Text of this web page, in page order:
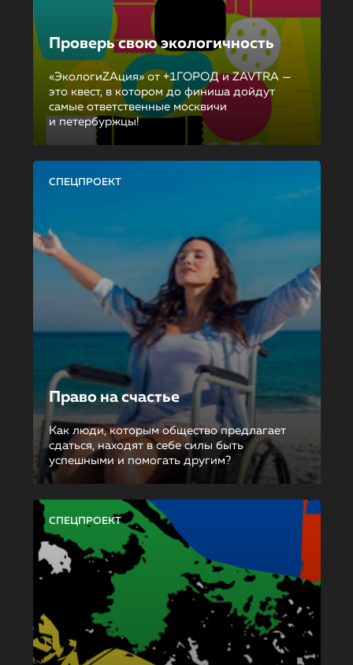
Проверь свою экологичность
«ЭкологиZAция» от +1ГОРОД и ZAVTRA —
это квест, в котором до финиша дойдут
самые ответственные москвичи
и петербуржцы!
СПЕЦПРОЕКТ
Право на счастье
Как люди, которым общество предлагает
сдаться, находят в себе силы быть
успешными и помогать другим?
СПЕЦПРОЕКТ